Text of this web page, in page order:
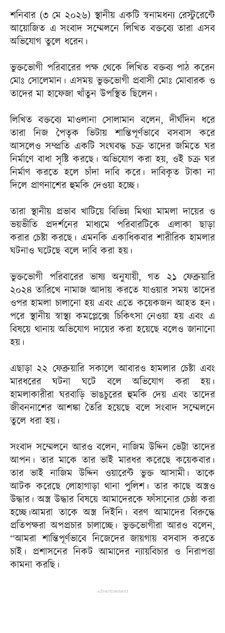
শনিবার (৩ মে ২০২৬) স্থানীয় একটি স্বনামধন্য রেস্টুরেন্টে
আয়োজিত এ সংবাদ সম্মেলনে লিখিত বক্তব্যে তারা এসব
অভিযোগ তুলে ধরেন।
ভুক্তভোগী পরিবারের পক্ষ থেকে লিখিত বক্তব্য পাঠ করেন
মোঃ সোলেমান। এসময় ভুক্তভোগী প্রবাসী মোঃ মোবারক ও
তাদের মা হাফেজা খাঁতুন উপস্থিত ছিলেন।
লিখিত বক্তব্যে মাওলানা সোলামান বলেন, দীর্ঘদিন ধরে
তারা নিজ পৈতৃক ভিটায় শান্তিপূর্ণভাবে বসবাস করে
আসলেও সম্প্রতি একটি সংঘবদ্ধ চক্র তাদের জমিতে ঘর
নির্মাণে বাধা সৃষ্টি করছে। অভিযোগ করা হয়, ওই চক্র ঘর
নির্মাণ করতে হলে চাঁদা দাবি করে। দাবিকৃত টাকা না
দিলে প্রাণনাশের হুমকি দেওয়া হচ্ছে।
তারা স্থানীয় প্রভাব খাটিয়ে বিভিন্ন মিথ্যা মামলা দায়ের ও
ভয়ভীতি প্রদর্শনের মাধ্যমে পরিবারটিকে এলাকা ছাড়া
করার চেষ্টা করছে। এমনকি একাধিকবার শারীরিক হামলার
ঘটনাও ঘটেছে বলে দাবি করা হয়।
ভুক্তভোগী পরিবারের ভাষ্য অনুযায়ী, গত ২১ ফেব্রুয়ারি
২০২৪ তারিখে নামাজ আদায় করতে যাওয়ার সময় তাদের
ওপর হামলা চালানো হয় এবং এতে কয়েকজন আহত হন।
পরে স্থানীয় স্বাস্থ্য কমপ্লেক্সে চিকিৎসা নেওয়া হয় এবং এ
বিষয়ে থানায় অভিযোগ দায়ের করা হয়েছে বলেও জানানো
হয়।
এছাড়া ২২ ফেব্রুয়ারি সকালে আবারও হামলার চেষ্টা এবং
মারধরের ঘটনা ঘটে বলে অভিযোগ করা হয়।
হামলাকারীরা ঘরবাড়ি ভাঙচুরের হুমকি দেয় এবং তাদের
জীবননাশের আশঙ্কা তৈরি হয়েছে বলে সংবাদ সম্মেলনে
তুলে ধরা হয়।
সংবাদ সম্মেলনে আরও বলেন, নাজিম উদ্দিন ভেট্টা তাদের
আপন। তার মাকে তার ভাই মারধর করেছে কয়েকবার।
তার ভাই নাজিম উদ্দিন ওয়ারেন্ট ভুক্ত আসামী। তাকে
আটক করেছে লোহাগাড়া থানা পুলিশ। তার কাছে অস্ত্রও
উদ্ধার। অস্ত্র উদ্ধার বিষয়ে আমাদেরকে ফাঁসানোর চেষ্ঠা করা
হচ্ছে।আমরা তাকে অস্ত্র দিইনি। বরণ আমাদের বিরুদ্ধে
প্রতিপক্ষরা অপপ্রচার চালাচ্ছে। ভুক্তভোগীরা আরও বলেন,
“আমরা শান্তিপূর্ণভাবে নিজেদের জায়গায় বসবাস করতে
চাই। প্রশাসনের নিকট আমাদের ন্যায়বিচার ও নিরাপত্তা
কামনা করছি।
Advertisement